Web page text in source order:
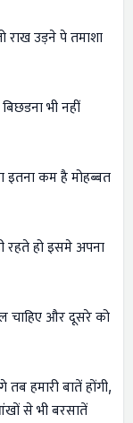
उड़ने पे तमाशा
भी नहीं
इतना कम है मोहब्बत
रहते हो इसमे अपना
चाहिए और दूसरे को
हमारी बातें होंगी,
से भी बरसातें